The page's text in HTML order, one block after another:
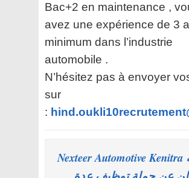
Bac+2 en maintenance ,
avez une expérience de 3
minimum dans l’industrie
automobile .
N’hésitez pas à envoyer
sur
:
شركة Nexteer Automotive Kenitra